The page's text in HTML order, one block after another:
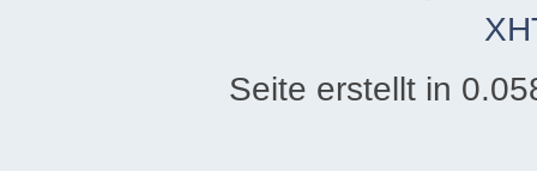
Seite erstellt in